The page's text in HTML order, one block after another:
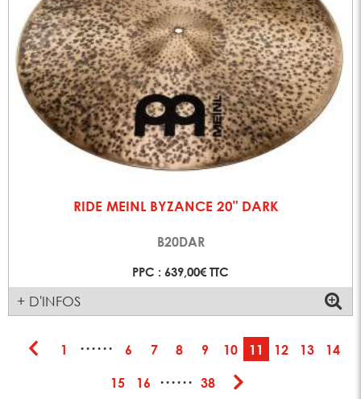
RIDE MEINL BYZANCE 20" DARK
B20DAR
PPC : 639,00€ TTC
+ D'INFOS
1 ······ 6 7 8 9 10 11 12 13 14
15 16 ······ 38